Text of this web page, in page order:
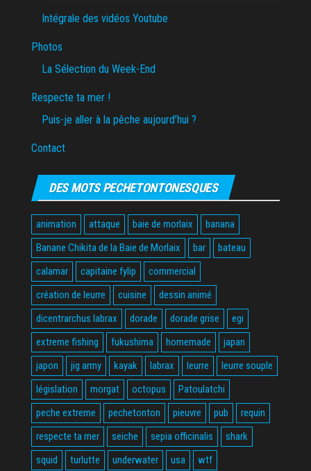
Intégrale des vidéos Youtube
Photos
La Sélection du Week-End
Respecte ta mer !
Puis-je aller à la pêche aujourd’hui ?
Contact
DES MOTS PECHETONTONESQUES
animation attaque baie de morlaix
banana
Banane Chikita de la Baie de Morlaix
bar
bateau
calamar
capitaine fylip
commercial
création de leurre
cuisine
dessin animé
dicentrarchus labrax
dorade dorade grise
egi
extreme fishing
fukushima homemade
japan
japon
jig army kayak labrax leurre
leurre souple
législation
morgat octopus
Patoulatchi
peche extreme
pechetonton pieuvre pub
requin
respecte ta mer
seiche sepia officinalis
shark
squid
turlutte underwater usa wtf